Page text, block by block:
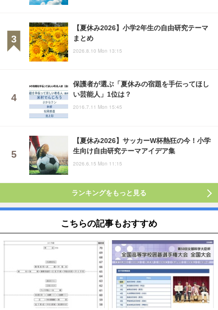
【夏休み2026】小学2年生の自由研究テーマ
まとめ
2026.8.10 Mon 13:15
保護者が選ぶ「夏休みの宿題を手伝ってほし
い芸能人」1位は？
2016.7.11 Mon 15:45
【夏休み2026】サッカーW杯熱狂の今！小学
生向け自由研究テーマアイデア集
2026.6.15 Mon 11:15
ランキングをもっと見る
こちらの記事もおすすめ